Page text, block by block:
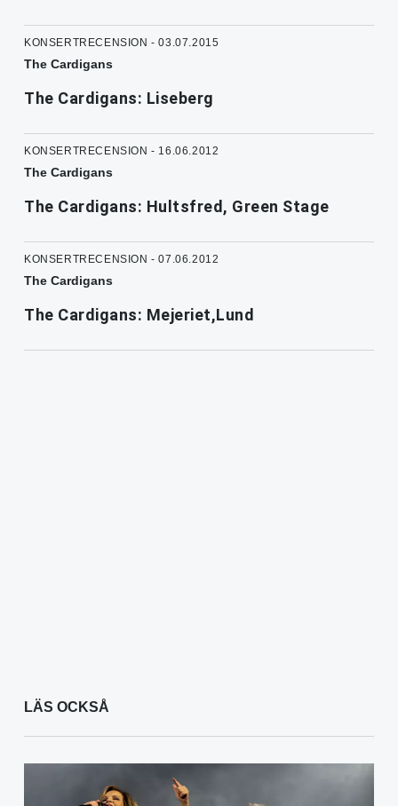
KONSERTRECENSION - 03.07.2015
The Cardigans
The Cardigans: Liseberg
KONSERTRECENSION - 16.06.2012
The Cardigans
The Cardigans: Hultsfred, Green Stage
KONSERTRECENSION - 07.06.2012
The Cardigans
The Cardigans: Mejeriet,Lund
LÄS OCKSÅ